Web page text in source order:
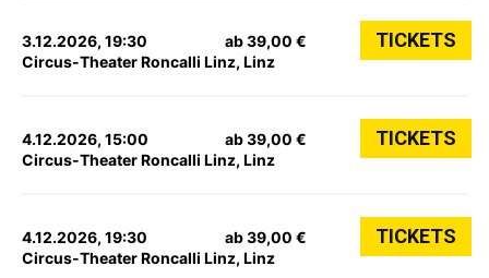
3.12.2026, 19:30
Circus-Theater Roncalli Linz, Linz
ab 39,00 € TICKETS
4.12.2026, 15:00
Circus-Theater Roncalli Linz, Linz
ab 39,00 € TICKETS
4.12.2026, 19:30
Circus-Theater Roncalli Linz, Linz
ab 39,00 € TICKETS